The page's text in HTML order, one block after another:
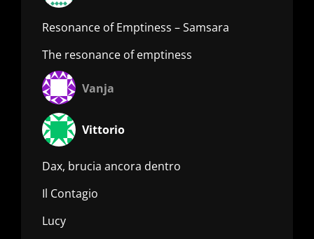
Resonance of Emptiness – Samsara
The resonance of emptiness
Vanja
Vittorio
Dax, brucia ancora dentro
Il Contagio
Lucy